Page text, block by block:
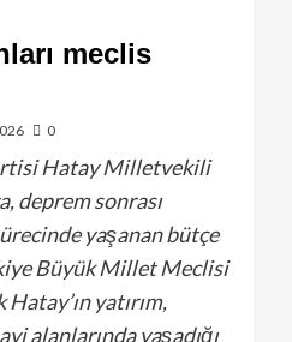
meclis
0
Hatay Milletvekili
deprem sonrası
yaşanan bütçe
Büyük Millet Meclisi
yatırım,
alanlarında yaşadığı